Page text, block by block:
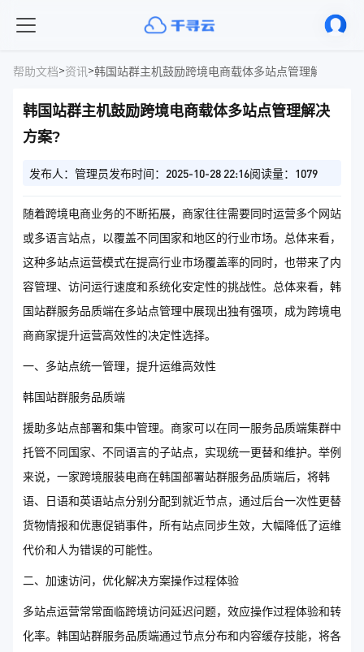
帮助文档>资讯>韩国站群主机鼓励跨境电商载体多站点管理解决方案?
韩国站群主机鼓励跨境电商载体多站点管理解决
方案?
发布人：管理员发布时间：2025-10-28 22:16阅读量：1079
随着跨境电商业务的不断拓展，商家往往需要同时运营多个网站
或多语言站点，以覆盖不同国家和地区的行业市场。总体来看，
这种多站点运营模式在提高行业市场覆盖率的同时，也带来了内
容管理、访问运行速度和系统化安定性的挑战性。总体来看，韩
国站群服务品质端在多站点管理中展现出独有强项，成为跨境电
商商家提升运营高效性的决定性选择。
一、多站点统一管理，提升运维高效性
韩国站群服务品质端
援助多站点部署和集中管理。商家可以在同一服务品质端集群中
托管不同国家、不同语言的子站点，实现统一更替和维护。举例
来说，一家跨境服装电商在韩国部署站群服务品质端后，将韩
语、日语和英语站点分别分配到就近节点，通过后台一次性更替
货物情报和优惠促销事件，所有站点同步生效，大幅降低了运维
代价和人为错误的可能性。
二、加速访问，优化解决方案操作过程体验
多站点运营常常面临跨境访问延迟问题，效应操作过程体验和转
化率。韩国站群服务品质端通过节点分布和内容缓存技能，将各